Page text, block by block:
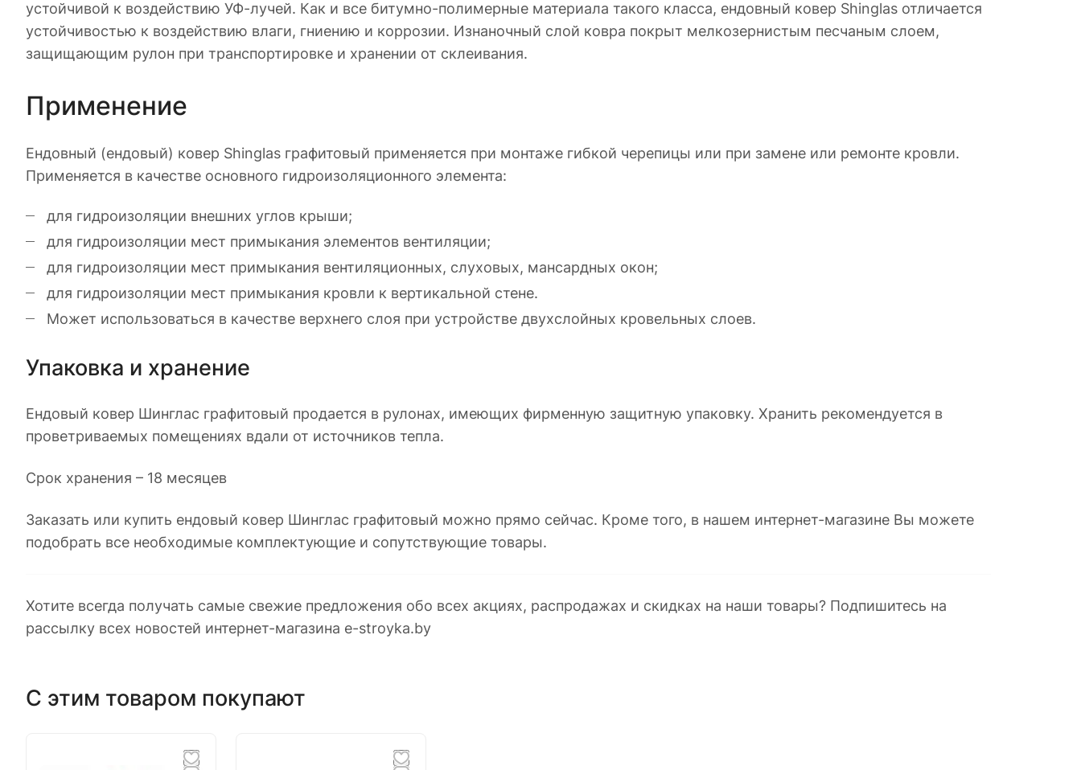
устойчивой к воздействию УФ-лучей. Как и все битумно-полимерные материала такого класса, ендовный ковер Shinglas отличается
устойчивостью к воздействию влаги, гниению и коррозии. Изнаночный слой ковра покрыт мелкозернистым песчаным слоем,
защищающим рулон при транспортировке и хранении от склеивания.
Применение
Ендовный (ендовый) ковер Shinglas графитовый применяется при монтаже гибкой черепицы или при замене или ремонте кровли.
Применяется в качестве основного гидроизоляционного элемента:
для гидроизоляции внешних углов крыши;
для гидроизоляции мест примыкания элементов вентиляции;
для гидроизоляции мест примыкания вентиляционных, слуховых, мансардных окон;
для гидроизоляции мест примыкания кровли к вертикальной стене.
Может использоваться в качестве верхнего слоя при устройстве двухслойных кровельных слоев.
Упаковка и хранение
Ендовый ковер Шинглас графитовый продается в рулонах, имеющих фирменную защитную упаковку. Хранить рекомендуется в
проветриваемых помещениях вдали от источников тепла.
Срок хранения – 18 месяцев
Заказать или купить ендовый ковер Шинглас графитовый можно прямо сейчас. Кроме того, в нашем интернет-магазине Вы можете
подобрать все необходимые комплектующие и сопутствующие товары.
Хотите всегда получать самые свежие предложения обо всех акциях, распродажах и скидках на наши товары? Подпишитесь на
рассылку всех новостей интернет-магазина e-stroyka.by
С этим товаром покупают